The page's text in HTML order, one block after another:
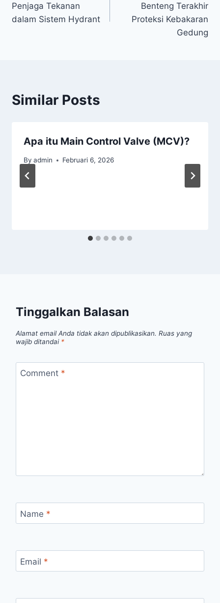
Penjaga Tekanan
dalam Sistem Hydrant
Benteng Terakhir
Proteksi Kebakaran
Gedung
Similar Posts
Apa itu Main Control Valve (MCV)?
By admin Februari 6, 2026
Tinggalkan Balasan
Alamat email Anda tidak akan dipublikasikan. Ruas yang
wajib ditandai *
Comment *
Name *
Email *